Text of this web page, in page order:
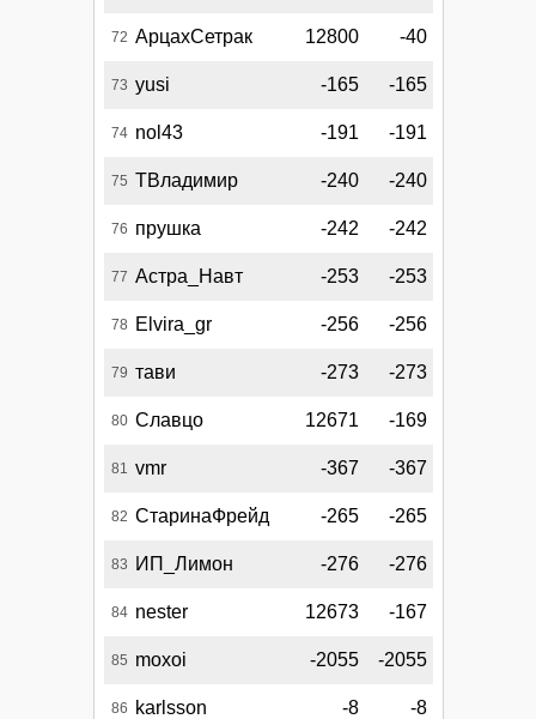
72 АрцахСетрак 12800 -40
73 yusi -165 -165
74 nol43 -191 -191
75 ТВладимир -240 -240
76 прушка -242 -242
77 Астра_Навт -253 -253
78 Elvira_gr -256 -256
79 тави -273 -273
80 Славцо 12671 -169
81 vmr -367 -367
82 СтаринаФрейд -265 -265
83 ИП_Лимон -276 -276
84 nester 12673 -167
85 moxoi -2055 -2055
86 karlsson -8 -8